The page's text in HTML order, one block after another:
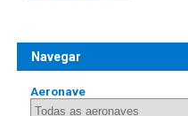
Navegar
Aeronave